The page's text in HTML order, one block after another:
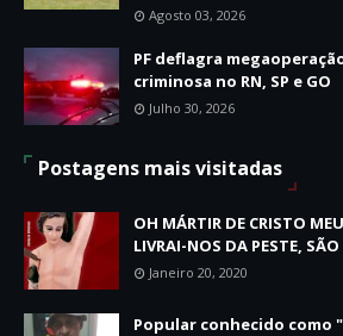
Agosto 03, 2026
PF deflagra
criminosa no RN, SP e GO
Julho 30, 2026
Postagens mais visitadas
OH MÁRTIR DE CRISTO
LIVRAI-NOS DA PESTE,
Janeiro 20, 2020
Popular conhecido como